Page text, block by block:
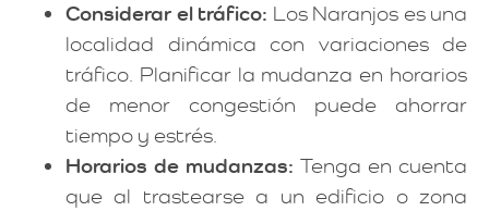
Considerar el tráfico: Los Naranjos es una
localidad dinámica con variaciones de
tráfico. Planificar la mudanza en horarios
de menor congestión puede ahorrar
tiempo y estrés.
Horarios de mudanzas: Tenga en cuenta
que al trastearse a un edificio o zona